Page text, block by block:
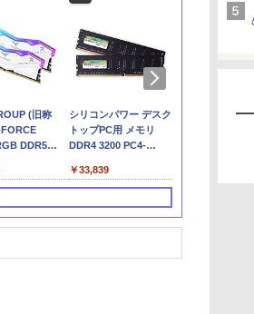
強のAI自動
事術シリー
Microsoft 365 Copilot
踏み込み活用術（でき
るビジネス）
￥2,200
Microsoft
事術 仕事時
に成果は
る
実践Claude Code入門
―現場で活用するため
のAIコーディングの思
￥3,300
徹底攻略Biz
RTX
VENTUS
グラフィ
MSI GeForce RTX
5080 16G GAMING
TRIO OC グラフィッ
￥245,939
ASUS Dual
(旧称
DDR5
) CL38 PC5-
クトップ用
ワイト Intel
シリコンパワー デスク
トップPC用 メモリ
DDR4 3200 PC4-
(32GB) 288Pin 1.2V
CL22
SP032GBLFU320F22
￥33,839
シリコンパ